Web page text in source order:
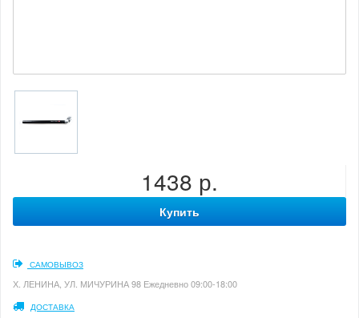
1438 р.
Купить
САМОВЫВОЗ
Х. ЛЕНИНА, УЛ. МИЧУРИНА 98 Ежедневно 09:00-18:00
ДОСТАВКА